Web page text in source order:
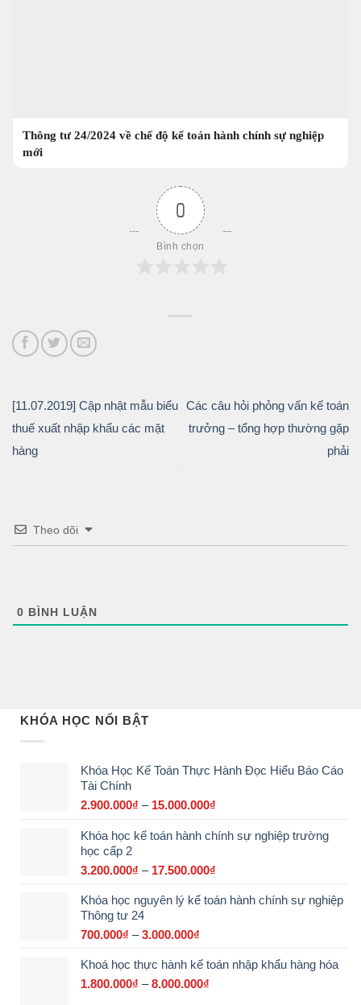
Thông tư 24/2024 về chế độ kế toán hành chính sự nghiệp
mới
0
Bình chọn
[11.07.2019] Cập nhật mẫu biểu
thuế xuất nhập khẩu các mặt
hàng
Các câu hỏi phỏng vấn kế toán
trưởng – tổng hợp thường gặp
phải
Theo dõi
0 BÌNH LUẬN
KHÓA HỌC NỔI BẬT
Khóa Học Kế Toán Thực Hành Đọc Hiểu Báo Cáo
Tài Chính
2.900.000₫ – 15.000.000₫
từ
Khóa học kế toán hành chính sự nghiệp trường
học cấp 2
3.200.000₫ – 17.500.000₫
từ
Khóa học nguyên lý kế toán hành chính sự nghiệp
Thông tư 24
700.000₫ – 3.000.000₫
từ
700.000₫
Khoá học thực hành kế toán nhập khẩu hàng hóa
1.800.000₫ – 8.000.000₫